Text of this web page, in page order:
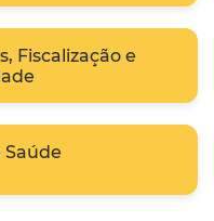
Fiscalização e